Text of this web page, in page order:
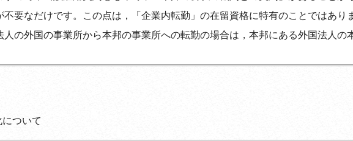
要なだけです。この点は，「企業内転勤」の在留資格に特有のことではあり
の外国の事業所から本邦の事業所への転勤の場合は，本邦にある外国法人の
ついて